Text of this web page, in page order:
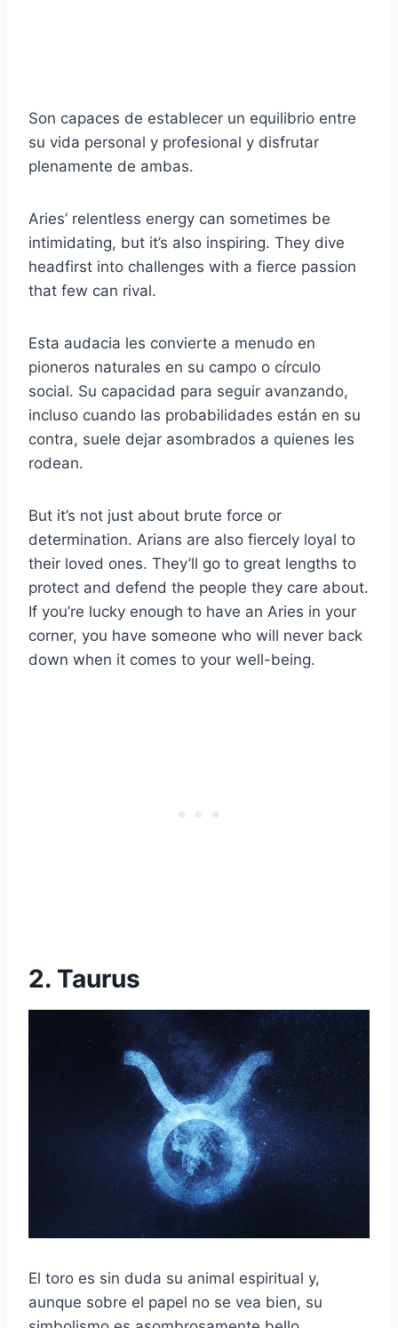
Son capaces de establecer un equilibrio entre
su vida personal y profesional y disfrutar
plenamente de ambas.
Aries’ relentless energy can sometimes be
intimidating, but it’s also inspiring. They dive
headfirst into challenges with a fierce passion
that few can rival.
Esta audacia les convierte a menudo en
pioneros naturales en su campo o círculo
social. Su capacidad para seguir avanzando,
incluso cuando las probabilidades están en su
contra, suele dejar asombrados a quienes les
rodean.
But it’s not just about brute force or
determination. Arians are also fiercely loyal to
their loved ones. They’ll go to great lengths to
protect and defend the people they care about.
If you’re lucky enough to have an Aries in your
corner, you have someone who will never back
down when it comes to your well-being.
2. Taurus
El toro es sin duda su animal espiritual y,
aunque sobre el papel no se vea bien, su